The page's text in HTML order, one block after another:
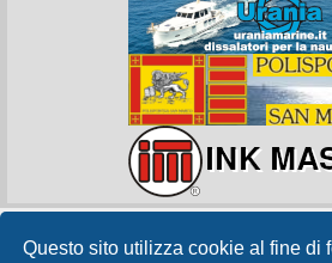
Questo sito utilizza cookie al fine di